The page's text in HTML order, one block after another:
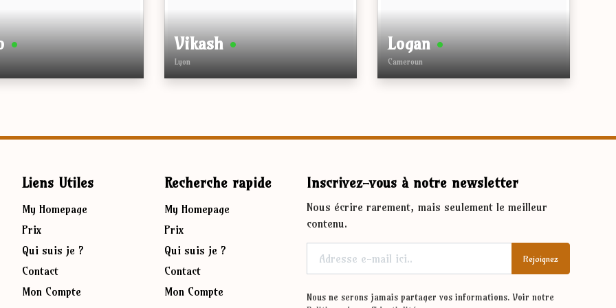
•
des yeux
des cheveux
Vikash•
Lyon
Ethnicité
Couleur des yeux
Corps
Logan•
Cameroun
Ethnicité
Couleur des yeux
Corps
Le tabagisme
Liens Utiles
My Homepage
Prix
Qui suis je ?
Contact
Mon Compte
Recherche rapide
My Homepage
Prix
Qui suis je ?
Contact
Mon Compte
Inscrivez-vous à notre newsletter
Nous écrire rarement, mais seulement le meilleur
contenu.
Rejoignez
Nous ne serons jamais partager vos informations. Voir notre